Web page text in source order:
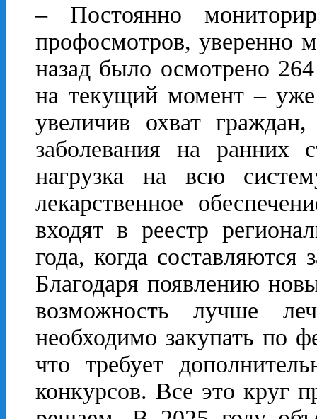
– Постоянно
профосмотров, уверенно
назад было осмотрено
на текущий момент –
увеличив охват
заболевания на ранних
нагрузка на всю
лекарственное
входят в реестр
года, когда составляются
Благодаря появлению
возможность лучше
необходимо закупать по
что требует
конкурсов. Все это круг